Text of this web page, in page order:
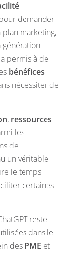
demander
plan marketing,
génération
permis à de
bénéfices
nécessiter de
, ressources
les
de
un véritable
le temps
certaines
reste
dans le
des PME et